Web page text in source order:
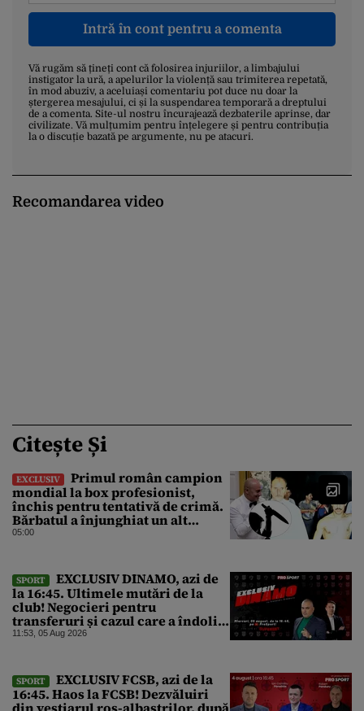
Intră în cont pentru a comenta
Vă rugăm să țineți cont că folosirea injuriilor, a limbajului
instigator la ură, a apelurilor la violență sau trimiterea repetată,
în mod abuziv, a aceluiași comentariu pot duce nu doar la
ștergerea mesajului, ci și la suspendarea temporară a dreptului
de a comenta. Site-ul nostru încurajează dezbaterile aprinse, dar
civilizate. Vă mulțumim pentru înțelegere și pentru contribuția
la o discuție bazată pe argumente, nu pe atacuri.
Recomandarea video
Citește Și
EXCLUSIV
Primul român campion
mondial la box profesionist,
închis pentru tentativă de crimă.
Bărbatul a înjunghiat un alt
interlop periculos
05:00
SPORT
EXCLUSIV DINAMO, azi de
la 16:45. Ultimele mutări de la
club! Negocieri pentru
transferuri și cazul care a îndoliat
Dinamo
11:53, 05 Aug 2026
SPORT
EXCLUSIV FCSB, azi de la
16:45. Haos la FCSB! Dezvăluiri